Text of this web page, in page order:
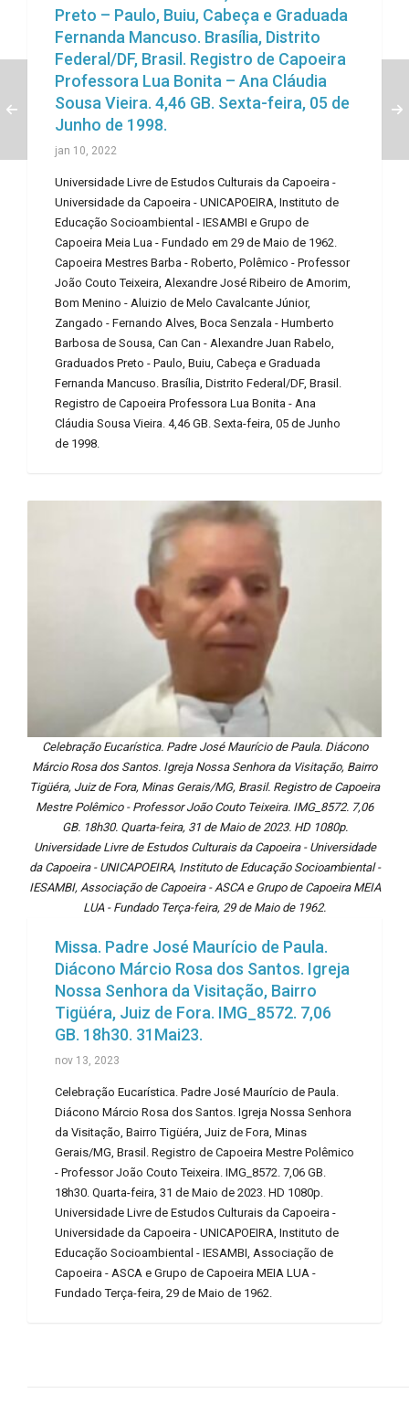
Preto – Paulo, Buiu, Cabeça e Graduada
Fernanda Mancuso. Brasília, Distrito
Federal/DF, Brasil. Registro de Capoeira
Professora Lua Bonita – Ana Cláudia
Sousa Vieira. 4,46 GB. Sexta-feira, 05 de
Junho de 1998.
jan 10, 2022
Universidade Livre de Estudos Culturais da Capoeira -
Universidade da Capoeira - UNICAPOEIRA, Instituto de
Educação Socioambiental - IESAMBI e Grupo de
Capoeira Meia Lua - Fundado em 29 de Maio de 1962.
Capoeira Mestres Barba - Roberto, Polêmico - Professor
João Couto Teixeira, Alexandre José Ribeiro de Amorim,
Bom Menino - Aluizio de Melo Cavalcante Júnior,
Zangado - Fernando Alves, Boca Senzala - Humberto
Barbosa de Sousa, Can Can - Alexandre Juan Rabelo,
Graduados Preto - Paulo, Buiu, Cabeça e Graduada
Fernanda Mancuso. Brasília, Distrito Federal/DF, Brasil.
Registro de Capoeira Professora Lua Bonita - Ana
Cláudia Sousa Vieira. 4,46 GB. Sexta-feira, 05 de Junho
de 1998.
Celebração Eucarística. Padre José Maurício de Paula. Diácono
Márcio Rosa dos Santos. Igreja Nossa Senhora da Visitação, Bairro
Tigüéra, Juiz de Fora, Minas Gerais/MG, Brasil. Registro de Capoeira
Mestre Polêmico - Professor João Couto Teixeira. IMG_8572. 7,06
GB. 18h30. Quarta-feira, 31 de Maio de 2023. HD 1080p.
Universidade Livre de Estudos Culturais da Capoeira - Universidade
da Capoeira - UNICAPOEIRA, Instituto de Educação Socioambiental -
IESAMBI, Associação de Capoeira - ASCA e Grupo de Capoeira MEIA
LUA - Fundado Terça-feira, 29 de Maio de 1962.
Missa. Padre José Maurício de Paula.
Diácono Márcio Rosa dos Santos. Igreja
Nossa Senhora da Visitação, Bairro
Tigüéra, Juiz de Fora. IMG_8572. 7,06
GB. 18h30. 31Mai23.
nov 13, 2023
Celebração Eucarística. Padre José Maurício de Paula.
Diácono Márcio Rosa dos Santos. Igreja Nossa Senhora
da Visitação, Bairro Tigüéra, Juiz de Fora, Minas
Gerais/MG, Brasil. Registro de Capoeira Mestre Polêmico
- Professor João Couto Teixeira. IMG_8572. 7,06 GB.
18h30. Quarta-feira, 31 de Maio de 2023. HD 1080p.
Universidade Livre de Estudos Culturais da Capoeira -
Universidade da Capoeira - UNICAPOEIRA, Instituto de
Educação Socioambiental - IESAMBI, Associação de
Capoeira - ASCA e Grupo de Capoeira MEIA LUA -
Fundado Terça-feira, 29 de Maio de 1962.